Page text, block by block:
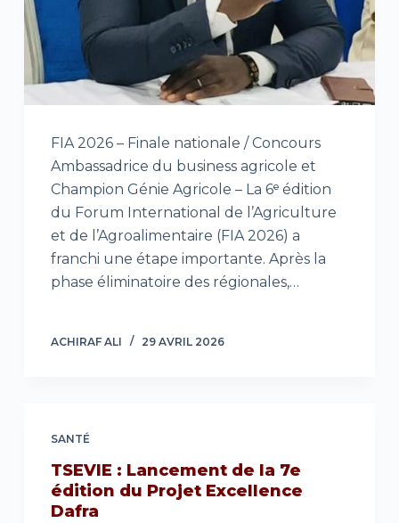
FIA 2026 – Finale nationale / Concours
Ambassadrice du business agricole et
Champion Génie Agricole – La 6ᵉ édition
du Forum International de l’Agriculture
et de l’Agroalimentaire (FIA 2026) a
franchi une étape importante. Après la
phase éliminatoire des régionales,…
ACHIRAF ALI 29 AVRIL 2026
SANTÉ
TSEVIE : Lancement de la 7e
édition du Projet Excellence
Dafra